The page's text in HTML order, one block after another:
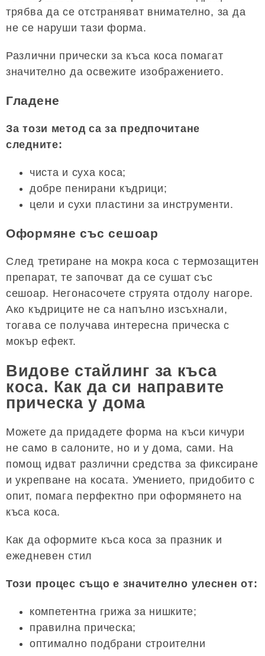
трябва да се отстраняват внимателно, за да
не се наруши тази форма.
Различни прически за къса коса помагат
значително да освежите изображението.
Гладене
За този метод са за предпочитане
следните:
чиста и суха коса;
добре пенирани къдрици;
цели и сухи пластини за инструменти.
Оформяне със сешоар
След третиране на мокра коса с термозащитен
препарат, те започват да се сушат със
сешоар. Негонасочете струята отдолу нагоре.
Ако къдриците не са напълно изсъхнали,
тогава се получава интересна прическа с
мокър ефект.
Видове стайлинг за къса
коса. Как да си направите
прическа у дома
Можете да придадете форма на къси кичури
не само в салоните, но и у дома, сами. На
помощ идват различни средства за фиксиране
и укрепване на косата. Умението, придобито с
опит, помага перфектно при оформянето на
къса коса.
Как да оформите къса коса за празник и
ежедневен стил
Този процес също е значително улеснен от:
компетентна грижа за нишките;
правилна прическа;
оптимално подбрани строителни